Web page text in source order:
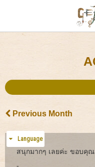
Language
Previous Month
สนุกมากๆ เลยค่ะ ขอบคุ
-